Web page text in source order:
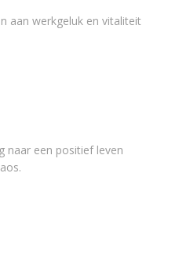
aan werkgeluk en vitaliteit
naar een positief leven